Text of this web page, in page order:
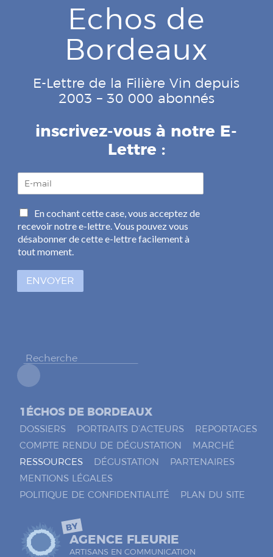
Echos de
Bordeaux
E-Lettre de la Filière Vin depuis
2003 – 30 000 abonnés
inscrivez-vous à notre E-
Lettre :
a
i
l
*
C
a
s
e
à
En cochant cette case, vous acceptez de
recevoir notre e-lettre. Vous pouvez vous
désabonner de cette e-lettre facilement à
tout moment.
ENVOYER
1ÉCHOS DE BORDEAUX
DOSSIERS PORTRAITS D’ACTEURS
REPORTAGES
COMPTE RENDU DE DÉGUSTATION
MARCHÉ
RESSOURCES
DÉGUSTATION
PARTENAIRES
MENTIONS LÉGALES
POLITIQUE DE CONFIDENTIALITÉ
PLAN DU SITE
BY
AGENCE FLEURIE
ARTISANS EN COMMUNICATION